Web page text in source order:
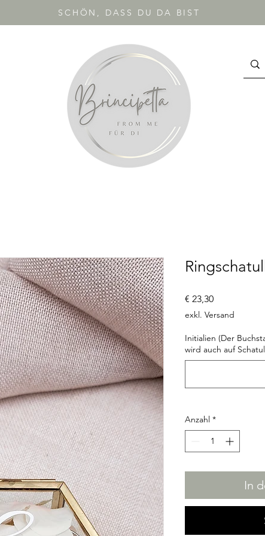
SCHÖN, DASS DU DA BIST
€ 23,30Preis
exkl. Versand
Initialien (Der
wird auch auf
Anzahl *
In